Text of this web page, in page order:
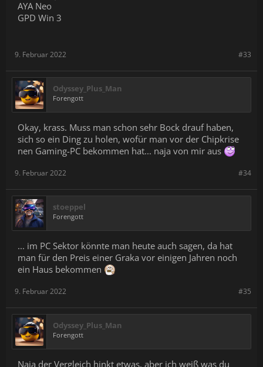
AYA Neo
GPD Win 3
#33
9. Februar 2022
Odyssey_Plus_Man
Forengott
Okay, krass. Muss man schon sehr Bock drauf haben,
sich so ein Ding zu holen, wofür man vor der Chipkrise
nen Gaming-PC bekommen hat... naja von mir aus
#34
9. Februar 2022
stoeppel
Forengott
... im PC Sektor könnte man heute auch sagen, da hat
man für den Preis einer Graka vor einigen Jahren noch
ein Haus bekommen
#35
9. Februar 2022
Odyssey_Plus_Man
Forengott
Naja der Vergleich hinkt etwas, aber ich weiß was du